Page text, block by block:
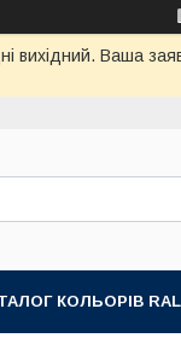
вихідний. Ваша
КОЛЬОРІВ